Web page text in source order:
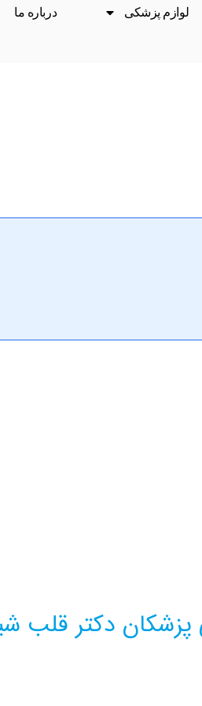
لوازم پزشکی درباره ما
دکتر قلب